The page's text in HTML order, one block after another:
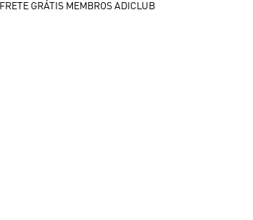
FRETE GRÁTIS MEMBROS ADICLUB